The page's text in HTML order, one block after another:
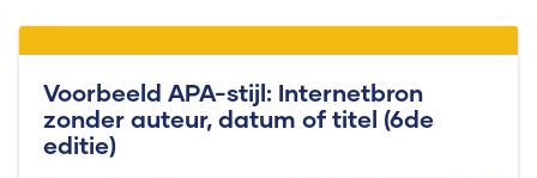
Voorbeeld APA-stijl: Internetbron
zonder auteur, datum of titel (6de
editie)